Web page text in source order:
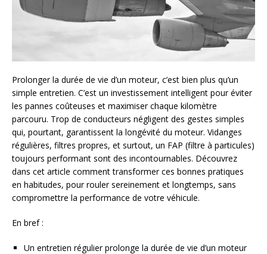
Prolonger la durée de vie d’un moteur, c’est bien plus qu’un
simple entretien. C’est un investissement intelligent pour éviter
les pannes coûteuses et maximiser chaque kilomètre
parcouru. Trop de conducteurs négligent des gestes simples
qui, pourtant, garantissent la longévité du moteur. Vidanges
régulières, filtres propres, et surtout, un FAP (filtre à particules)
toujours performant sont des incontournables. Découvrez
dans cet article comment transformer ces bonnes pratiques
en habitudes, pour rouler sereinement et longtemps, sans
compromettre la performance de votre véhicule.
En bref :
Un entretien régulier prolonge la durée de vie d’un moteur